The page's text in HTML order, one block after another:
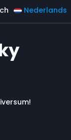
Nederlands